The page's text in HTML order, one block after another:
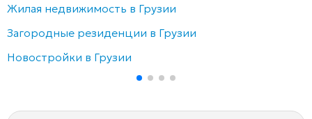
Жилая недвижимость в Грузии
Загородные резиденции в Грузии
Новостройки в Грузии